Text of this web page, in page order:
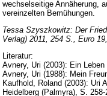
wechselseitige Annäherung,
vereinzelten Bemühungen.
Tessa Szyszkowitz: Der
Verlag) 2011, 254 S., Euro
Literatur:
Avnery, Uri (2003): Ein Leben
Avnery, Uri (1988): Mein
Kaufhold, Roland (2003): Uri
Heidelberg (Palmyra), S. 258-